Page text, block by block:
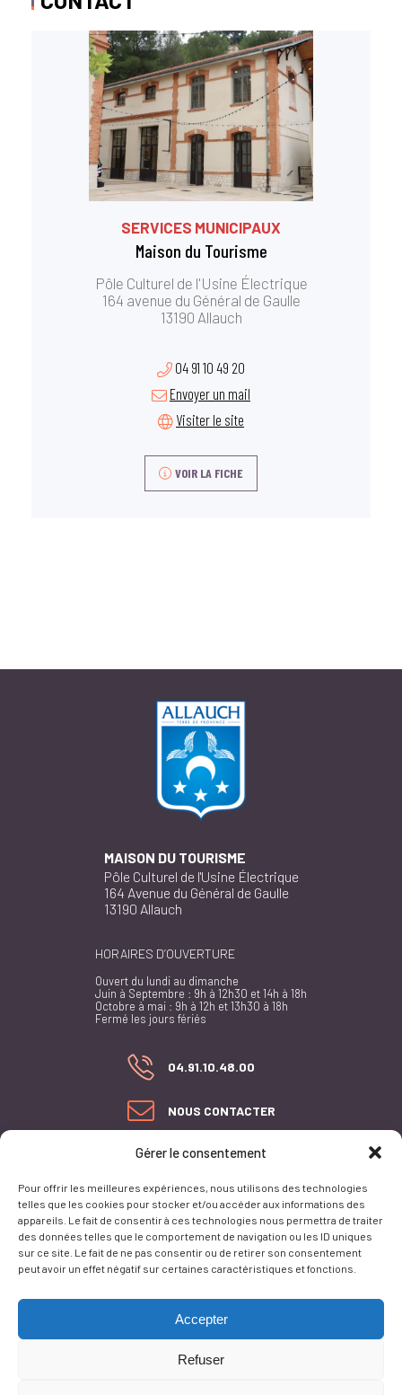
Gérer le consentement
Pour offrir les meilleures expériences, nous utilisons des technologies
telles que les cookies pour stocker et/ou accéder aux informations des
appareils. Le fait de consentir à ces technologies nous permettra de traiter
des données telles que le comportement de navigation ou les ID uniques
sur ce site. Le fait de ne pas consentir ou de retirer son consentement
peut avoir un effet négatif sur certaines caractéristiques et fonctions.
Accepter
Refuser
SERVICES MUNICIPAUX
Maison du Tourisme
Pôle Culturel de l'Usine Électrique
164 avenue du Général de Gaulle
13190 Allauch
04 91 10 49 20
Envoyer un mail
Visiter le site
VOIR LA FICHE
MAISON DU TOURISME
Pôle Culturel de l'Usine Électrique
164 Avenue du Général de Gaulle
13190 Allauch
HORAIRES D’OUVERTURE
Ouvert du lundi au dimanche
Juin à Septembre : 9h à 12h30 et 14h à 18h
Octobre à mai : 9h à 12h et 13h30 à 18h
Fermé les jours fériés
04.91.10.48.00
NOUS CONTACTER
PLAN DU SITE
CONFORMITÉ AU RGAA
MENTIONS LÉGALES
POLITIQUE DE GESTION
DES DONNÉES
PERSONNELLES